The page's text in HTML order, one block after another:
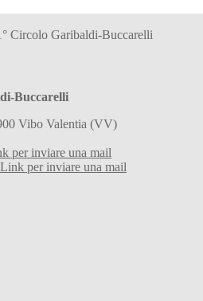
Circolo Garibaldi-Buccarelli
Buccarelli
Vibo Valentia (VV)
per inviare una mail
Link per inviare una mail